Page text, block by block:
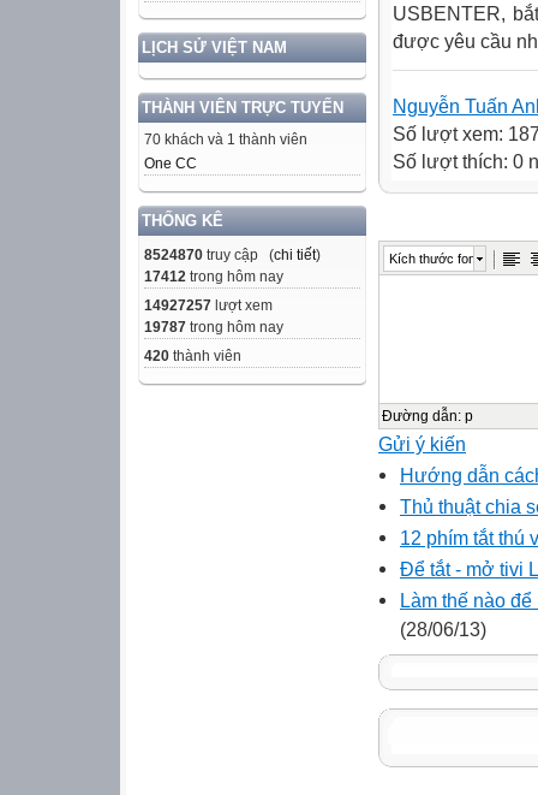
LỊCH SỬ VIỆT NAM
THÀNH VIÊN TRỰC TUYẾN
70 khách và 1 thành viên
One CC
THỐNG KÊ
8524870 truy cập (chi tiết)
17412 trong hôm nay
14927257 lượt xem
19787 trong hôm nay
420 thành viên
USBENTER,
được yêu cầu
Nguyễn Tuấn
Số lượt xem:
Số lượt thích: 0
Kích thước font
Đường dẫn: p
Gửi ý kiến
Hướng dẫn
Thủ thuật chia
12 phím tắt thú
Để tắt - mở tivi
Làm thế nào
(28/06/13)